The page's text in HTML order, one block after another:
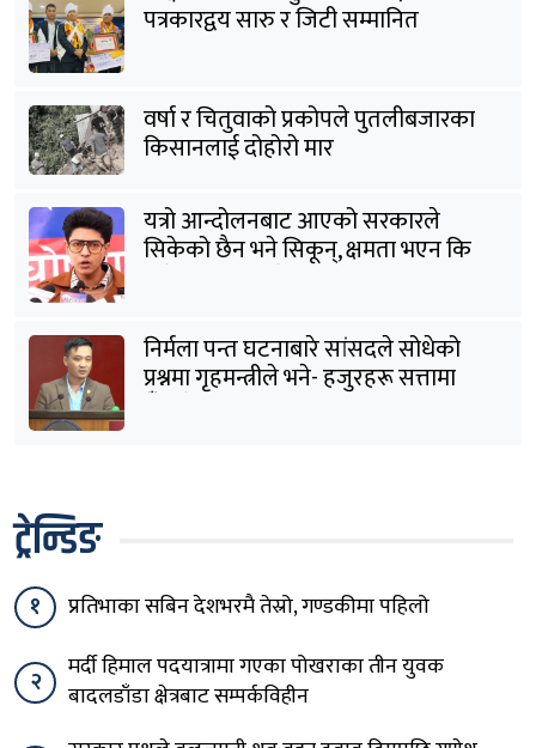
पत्रकारद्वय सारु र जिटी सम्मानित
वर्षा र चितुवाको प्रकोपले पुतलीबजारका
किसानलाई दोहोरो मार
यत्रो आन्दोलनबाट आएको सरकारले
सिकेको छैन भने सिकून्, क्षमता भएन कि
निर्मला पन्त घटनाबारे सांसदले सोधेको
प्रश्नमा गृहमन्त्रीले भने- हजुरहरू सत्तामा
ट्रेन्डिङ
१ प्रतिभाका सबिन देशभरमै तेस्रो, गण्डकीमा पहिलो
२
मर्दी हिमाल पदयात्रामा गएका पोखराका तीन युवक
बादलडाँडा क्षेत्रबाट सम्पर्कविहीन